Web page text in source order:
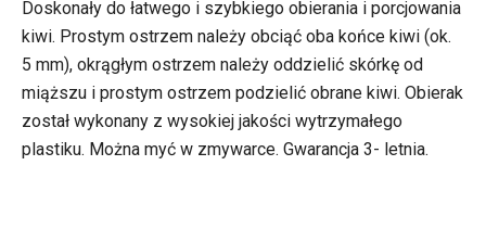
Doskonały do łatwego i szybkiego obierania i porcjowania
kiwi. Prostym ostrzem należy obciąć oba końce kiwi (ok.
5 mm), okrągłym ostrzem należy oddzielić skórkę od
miąższu i prostym ostrzem podzielić obrane kiwi. Obierak
został wykonany z wysokiej jakości wytrzymałego
plastiku. Można myć w zmywarce. Gwarancja 3- letnia.